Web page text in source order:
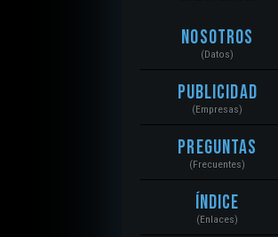
Nosotros
(Datos)
Publicidad
(Empresas)
Preguntas
(Frecuentes)
Índice
(Enlaces)